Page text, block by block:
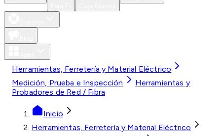
Herramientas, Ferretería y Material Eléctrico
Medición, Prueba e Inspección
Herramientas y
Probadores de Red / Fibra
Inicio
Herramientas, Ferretería y Material Eléctrico